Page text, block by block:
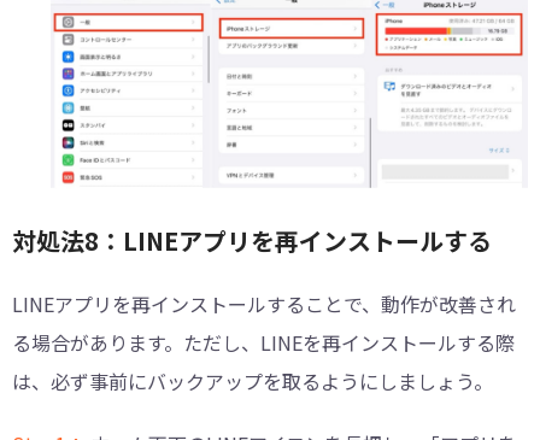
対処法8：LINEアプリを再インストールする
LINEアプリを再インストールすることで、動作が改善され
る場合があります。ただし、LINEを再インストールする際
は、必ず事前にバックアップを取るようにしましょう。